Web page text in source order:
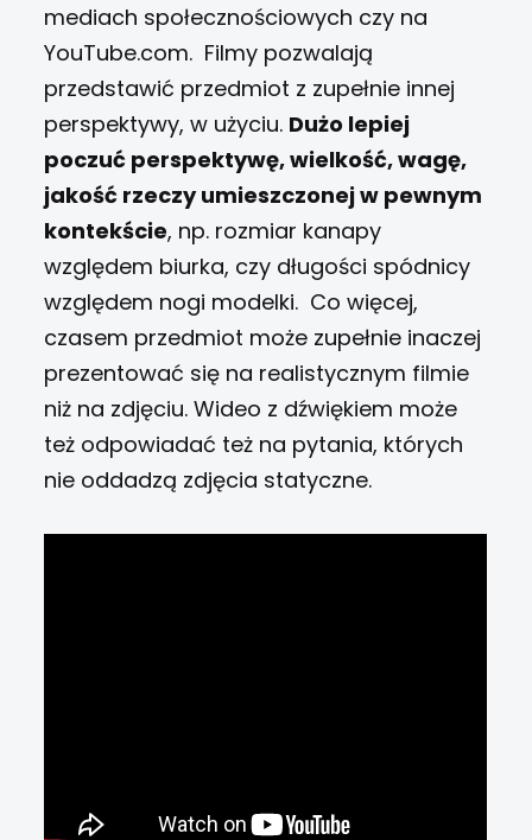
mediach społecznościowych czy na
YouTube.com. Filmy pozwalają
przedstawić przedmiot z zupełnie innej
perspektywy, w użyciu. Dużo lepiej
poczuć perspektywę, wielkość, wagę,
jakość rzeczy umieszczonej w pewnym
kontekście, np. rozmiar kanapy
względem biurka, czy długości spódnicy
względem nogi modelki. Co więcej,
czasem przedmiot może zupełnie inaczej
prezentować się na realistycznym filmie
niż na zdjęciu. Wideo z dźwiękiem może
też odpowiadać też na pytania, których
nie oddadzą zdjęcia statyczne.